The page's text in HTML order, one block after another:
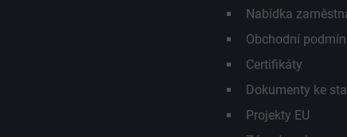
Nabídka
Obchodní
Certifikáty
Dokumenty ke
Projekty EU